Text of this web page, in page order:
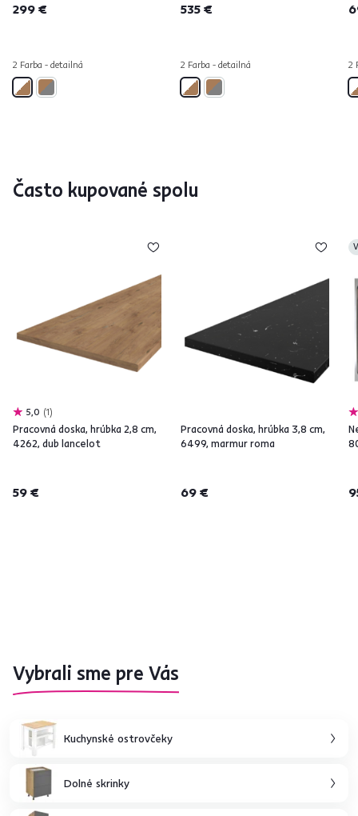
299 €
2 Farba - detailná
535 €
2 Farba - detailná 2
Často kupované spolu
5,0 1
Pracovná doska, hrúbka 2,8 cm,
4262, dub lancelot
59 €
Pracovná doska, hrúbka 3,8 cm,
6499, marmur roma
69 €
Vybrali sme pre Vás
Kuchynské ostrovčeky
Dolné skrinky